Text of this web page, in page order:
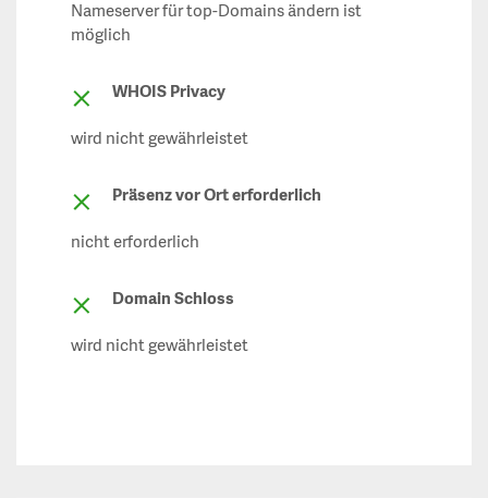
Nameserver für top-Domains ändern ist
möglich
WHOIS Privacy
wird nicht gewährleistet
Präsenz vor Ort erforderlich
nicht erforderlich
Domain Schloss
wird nicht gewährleistet